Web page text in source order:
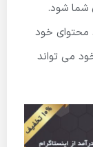
شما شود.
محتوای خود
می تواند